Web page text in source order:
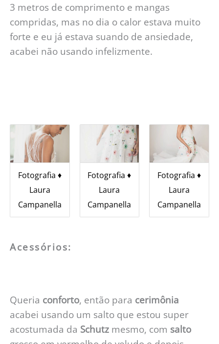
3 metros de comprimento e mangas
compridas, mas no dia o calor estava muito
forte e eu já estava suando de ansiedade,
acabei não usando infelizmente.
Fotografia ♦︎
Laura
Campanella
Fotografia ♦︎
Laura
Campanella
Fotografia ♦︎
Laura
Campanella
Acessórios:
Queria conforto, então para cerimônia
acabei usando um salto que estou super
acostumada da Schutz mesmo, com salto